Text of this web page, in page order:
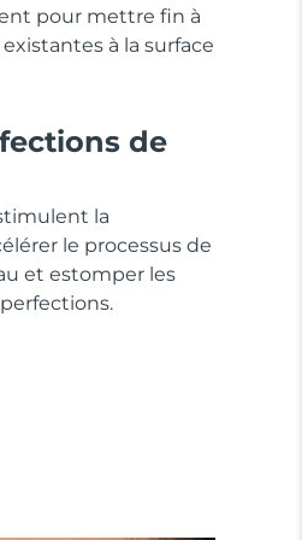
pour mettre fin à
à la surface
de
la
le processus de
et estomper les